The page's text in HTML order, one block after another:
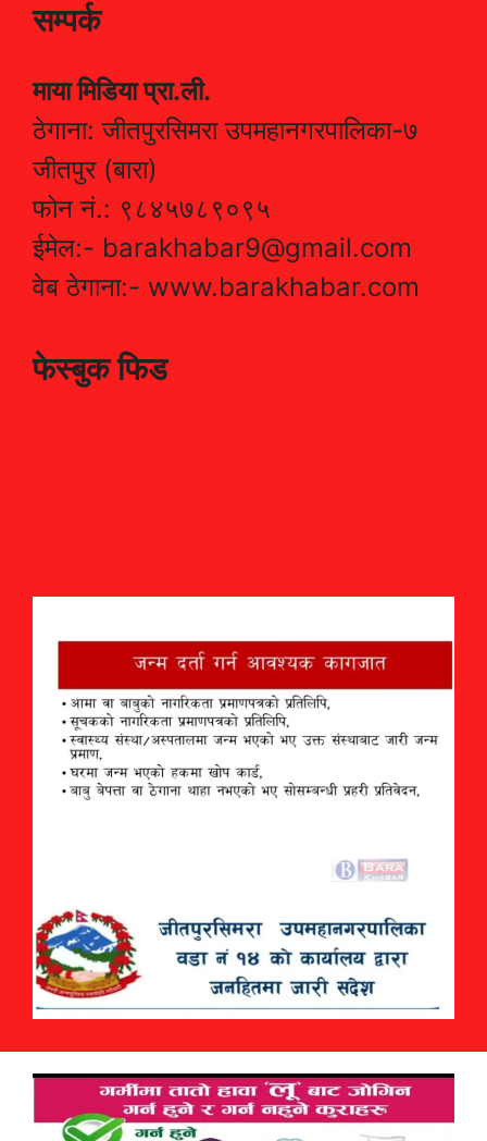
सम्पर्क
माया मिडिया प्रा.ली.
ठेगाना: जीतपुरसिमरा उपमहानगरपालिका-७
जीतपुर (बारा)
फोन नं.: ९८४५७८९०९५
ईमेल:- barakhabar9@gmail.com
वेब ठेगाना:- www.barakhabar.com
फेस्बुक फिड